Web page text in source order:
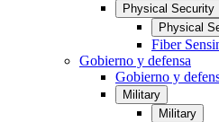
Physical Security
Physical
Fiber
Gobierno y defensa
Gobierno y
Military
Military